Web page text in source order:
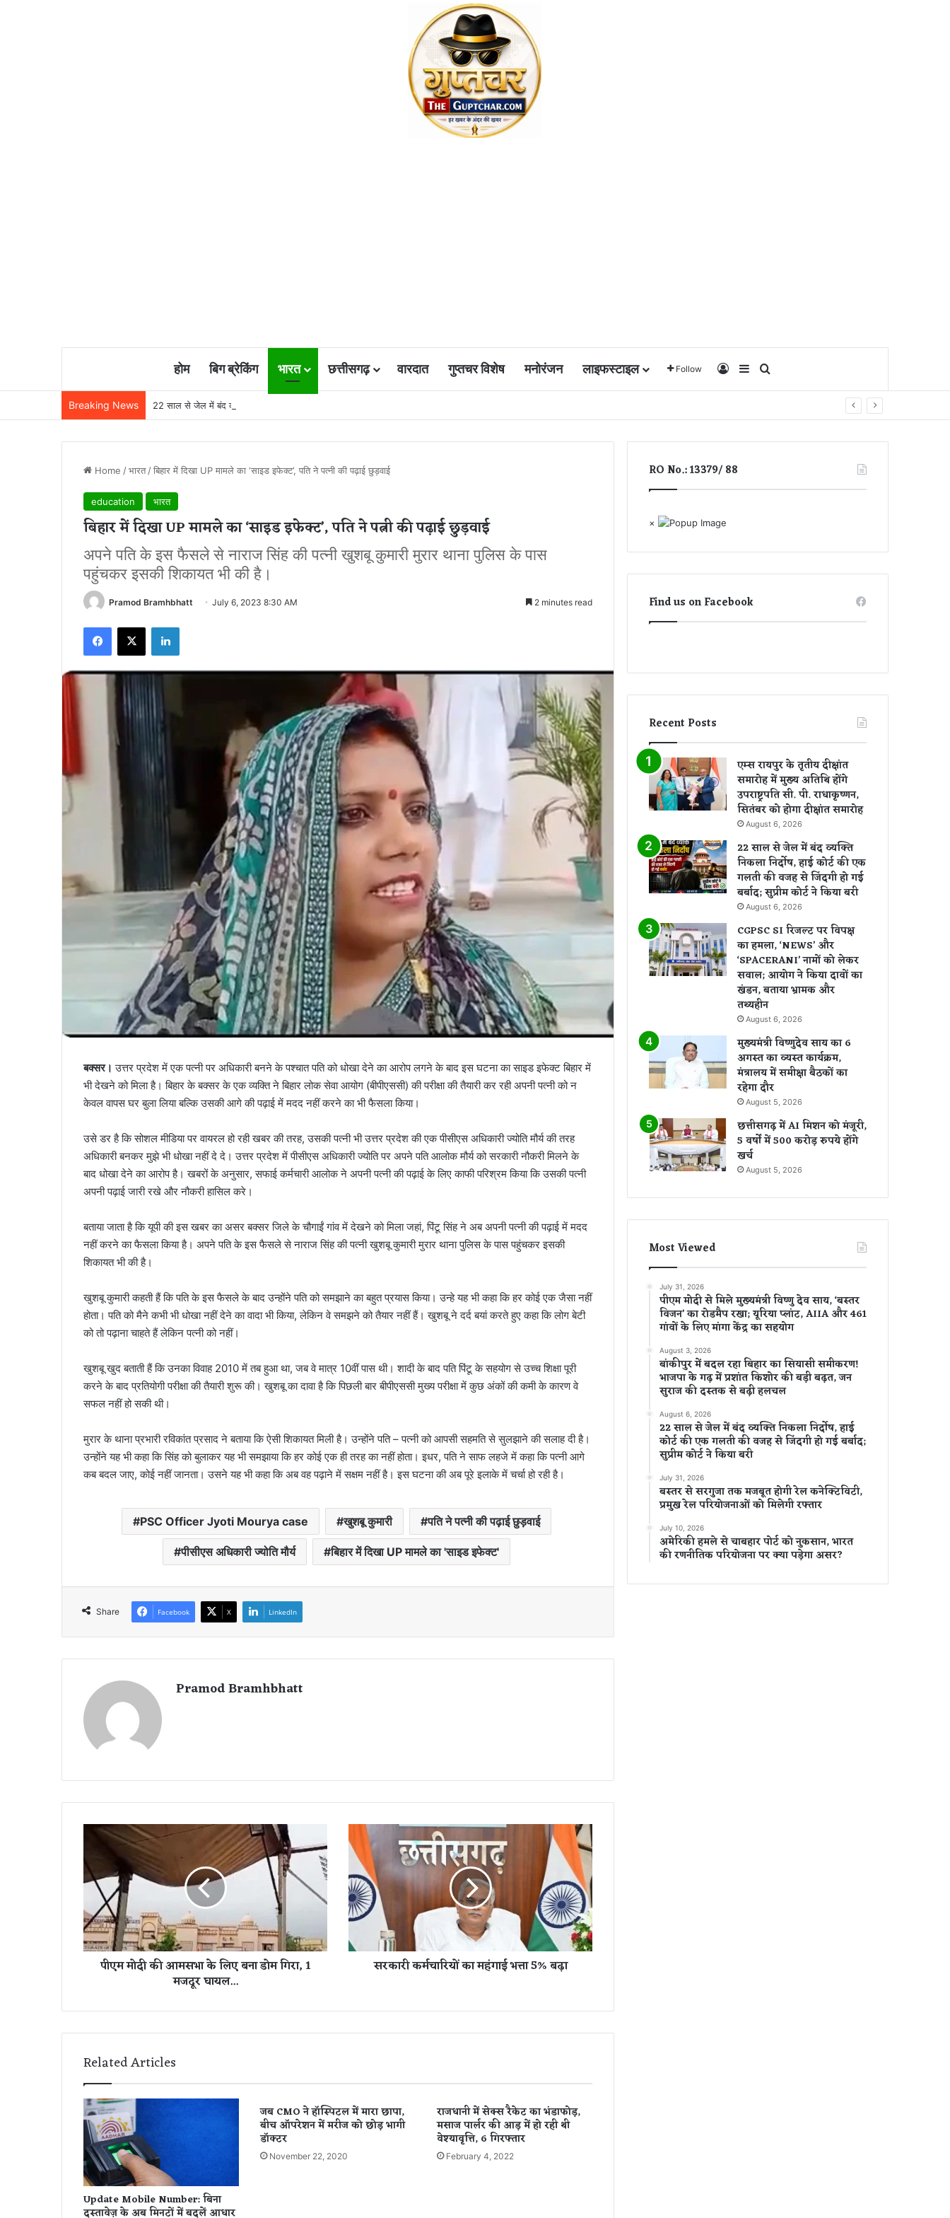
होम बिग ब्रेकिंग भारत छत्तीसगढ़ वारदात गुप्तचर विशेष मनोरंजन लाइफस्टाइल Follow Log InSidebar
Breaking News 22 साल से जेल में बंद व्यक्ति निकला निर्दोष, हाई कोर्ट की एक गलती की वजह से जिंदगी हो गई बर्बाद; सुप्रीम कोर्ट ने किया बरी
Home /भारत /बिहार में दिखा UP मामले का ‘साइड इफेक्ट’, पति ने पत्नी की पढ़ाई छुड़वाई
education भारत
बिहार में दिखा UP मामले का ‘साइड इफेक्ट’, पति ने पत्नी की पढ़ाई छुड़वाई
अपने पति के इस फैसले से नाराज सिंह की पत्नी खुशबू कुमारी मुरार थाना पुलिस के पास
पहुंचकर इसकी शिकायत भी की है।
Pramod Bramhbhatt July 6, 2023 8:30 AM 2 minutes read
बक्सर। उत्तर प्रदेश में एक पत्नी पर अधिकारी बनने के पश्चात पति को धोखा देने का आरोप लगने के बाद इस घटना का साइड इफेक्ट बिहार में
भी देखने को मिला है। बिहार के बक्सर के एक व्यक्ति ने बिहार लोक सेवा आयोग (बीपीएससी) की परीक्षा की तैयारी कर रही अपनी पत्नी को न
केवल वापस घर बुला लिया बल्कि उसकी आगे की पढ़ाई में मदद नहीं करने का भी फैसला किया।
उसे डर है कि सोशल मीडिया पर वायरल हो रही खबर की तरह, उसकी पत्नी भी उत्तर प्रदेश की एक पीसीएस अधिकारी ज्योति मौर्य की तरह
अधिकारी बनकर मुझे भी धोखा नहीं दे दे। उत्तर प्रदेश में पीसीएस अधिकारी ज्योति पर अपने पति आलोक मौर्य को सरकारी नौकरी मिलने के
बाद धोखा देने का आरोप है। खबरों के अनुसार, सफाई कर्मचारी आलोक ने अपनी पत्नी की पढ़ाई के लिए काफी परिश्रम किया कि उसकी पत्नी
अपनी पढ़ाई जारी रखे और नौकरी हासिल करे।
बताया जाता है कि यूपी की इस खबर का असर बक्सर जिले के चौगाईं गांव में देखने को मिला जहां, पिंटू सिंह ने अब अपनी पत्नी की पढ़ाई में मदद
नहीं करने का फैसला किया है। अपने पति के इस फैसले से नाराज सिंह की पत्नी खुशबू कुमारी मुरार थाना पुलिस के पास पहुंचकर इसकी
शिकायत भी की है।
खुशबू कुमारी कहती हैं कि पति के इस फैसले के बाद उन्होंने पति को समझाने का बहुत प्रयास किया। उन्हे यह भी कहा कि हर कोई एक जैसा नहीं
होता। पति को मैने कभी भी धोखा नहीं देने का वादा भी किया, लेकिन वे समझने को तैयार नहीं हैं। खुशबू ने दर्द बयां करते हुए कहा कि लोग बेटी
को तो पढ़ाना चाहते हैं लेकिन पत्नी को नहीं।
खुशबू खुद बताती हैं कि उनका विवाह 2010 में तब हुआ था, जब वे मात्र 10वीं पास थी। शादी के बाद पति पिंटू के सहयोग से उच्च शिक्षा पूरी
करने के बाद प्रतियोगी परीक्षा की तैयारी शुरू की। खुशबू का दावा है कि पिछली बार बीपीएससी मुख्य परीक्षा में कुछ अंकों की कमी के कारण वे
सफल नहीं हो सकी थी।
मुरार के थाना प्रभारी रविकांत प्रसाद ने बताया कि ऐसी शिकायत मिली है। उन्होंने पति – पत्नी को आपसी सहमति से सुलझाने की सलाह दी है।
उन्होंने यह भी कहा कि सिंह को बुलाकर यह भी समझाया कि हर कोई एक ही तरह का नहीं होता। इधर, पति ने साफ लहजे में कहा कि पत्नी आगे
कब बदल जाए, कोई नहीं जानता। उसने यह भी कहा कि अब वह पढ़ाने में सक्षम नहीं है। इस घटना की अब पूरे इलाके में चर्चा हो रही है।
PSC Officer Jyoti Mourya case खुशबू कुमारी पति ने पत्नी की पढ़ाई छुड़वाई
पीसीएस अधिकारी ज्योति मौर्य बिहार में दिखा UP मामले का 'साइड इफेक्ट'
Share Facebook X LinkedIn
Pramod Bramhbhatt
म
मो
आ
म
स
ए
म
गि
रा
,
1
म
ज
दू
र
घा
पीएम मोदी की आमसभा के लिए बना डोम गिरा, 1
मजदूर घायल...
र
का
री
क
र्म
चा
यों
गा
%
ढ़ा
सरकारी कर्मचारियों का महंगाई भत्ता 5% बढ़ा
Related Articles
Update Mobile Number: बिना
दस्तावेज़ के अब मिनटों में बदलें आधार
जब CMO ने हॉस्पिटल में मारा छापा,
बीच ऑपरेशन में मरीज को छोड़ भागी
डॉक्टर
November 22, 2020
राजधानी में सेक्स रैकेट का भंडाफोड़,
मसाज पार्लर की आड़ में हो रही थी
वेश्यावृत्ति, 6 ग‍िरफ्तार
February 4, 2022
RO No.: 13379/ 88
×
Find us on Facebook
Recent Posts
एम्स रायपुर के तृतीय दीक्षांत
समारोह में मुख्य अतिथि होंगे
उपराष्ट्रपति सी. पी. राधाकृष्णन,
सितंबर को होगा दीक्षांत समारोह
August 6, 2026
22 साल से जेल में बंद व्यक्ति
निकला निर्दोष, हाई कोर्ट की एक
गलती की वजह से जिंदगी हो गई
बर्बाद; सुप्रीम कोर्ट ने किया बरी
August 6, 2026
CGPSC SI रिजल्ट पर विपक्ष
का हमला, ‘NEWS’ और
‘SPACERANI’ नामों को लेकर
सवाल; आयोग ने किया दावों का
खंडन, बताया भ्रामक और
तथ्यहीन
August 6, 2026
मुख्यमंत्री विष्णुदेव साय का 6
अगस्त का व्यस्त कार्यक्रम,
मंत्रालय में समीक्षा बैठकों का
रहेगा दौर
August 5, 2026
छत्तीसगढ़ में AI मिशन को मंजूरी,
5 वर्षों में 500 करोड़ रुपये होंगे
खर्च
August 5, 2026
Most Viewed
July 31, 2026
पीएम मोदी से मिले मुख्यमंत्री विष्णु देव साय, ‘बस्तर
विजन’ का रोडमैप रखा; यूरिया प्लांट, AIIA और 461
गांवों के लिए मांगा केंद्र का सहयोग
August 3, 2026
बांकीपुर में बदल रहा बिहार का सियासी समीकरण!
भाजपा के गढ़ में प्रशांत किशोर की बड़ी बढ़त, जन
सुराज की दस्तक से बढ़ी हलचल
August 6, 2026
22 साल से जेल में बंद व्यक्ति निकला निर्दोष, हाई
कोर्ट की एक गलती की वजह से जिंदगी हो गई बर्बाद;
सुप्रीम कोर्ट ने किया बरी
July 31, 2026
बस्तर से सरगुजा तक मजबूत होगी रेल कनेक्टिविटी,
प्रमुख रेल परियोजनाओं को मिलेगी रफ्तार
July 10, 2026
अमेरिकी हमले से चाबहार पोर्ट को नुकसान, भारत
की रणनीतिक परियोजना पर क्या पड़ेगा असर?